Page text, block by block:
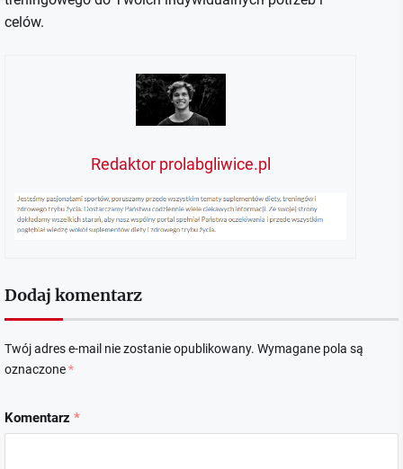
celów.
Redaktor prolabgliwice.pl
Dodaj komentarz
Twój adres e-mail nie zostanie opublikowany. Wymagane pola są
oznaczone*
Komentarz *